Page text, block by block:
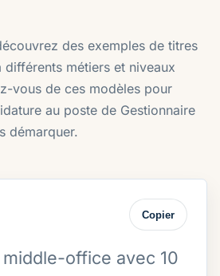
des exemples de titres
différents métiers et niveaux
vous de ces modèles pour
au poste de Gestionnaire
démarquer.
Copier
office avec 10